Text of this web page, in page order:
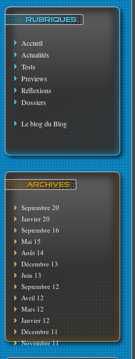
Accueil
Actualités
Tests
Previews
Réflexions
Dossiers
Le blog du Blog
Septembre 20
Janvier 20
Septembre 16
Mai 15
Août 14
Décembre 13
Juin 13
Septembre 12
Avril 12
Mars 12
Janvier 12
Décembre 11
Novembre 11